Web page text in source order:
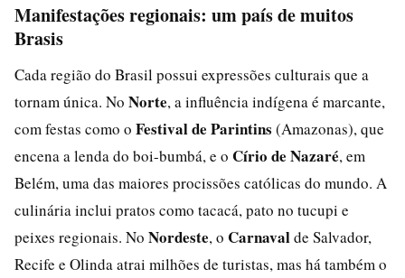
Manifestações regionais: um país de muitos
Brasis
Cada região do Brasil possui expressões culturais que a
tornam única. No Norte, a influência indígena é marcante,
com festas como o Festival de Parintins (Amazonas), que
encena a lenda do boi-bumbá, e o Círio de Nazaré, em
Belém, uma das maiores procissões católicas do mundo. A
culinária inclui pratos como tacacá, pato no tucupi e
peixes regionais. No Nordeste, o Carnavalde Salvador,
Recife e Olinda atrai milhões de turistas, mas há também o